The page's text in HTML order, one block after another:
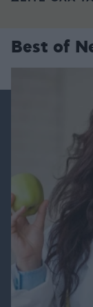
Best of